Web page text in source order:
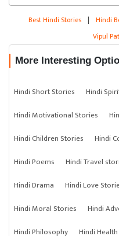
Best Hindi Stories | Hindi
Vipul
More Interesting
Hindi Short Stories Hindi
Hindi Motivational Stories
Hindi Children Stories
Hindi
Hindi Poems
Hindi Travel
Hindi Drama
Hindi Love
Hindi Moral Stories
Hindi
Hindi Philosophy
Hindi Health